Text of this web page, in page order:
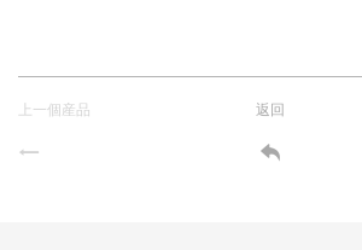
上一個産品 返回